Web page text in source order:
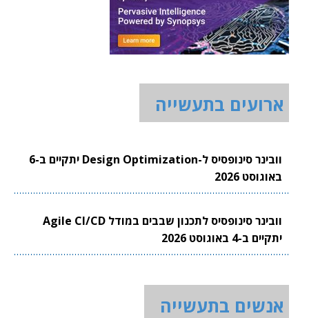
ארועים בתעשייה
וובינר סינופסיס ל-Design Optimization יתקיים ב-6
באוגוסט 2026
וובינר סינופסיס לתכנון שבבים במודל Agile CI/CD
יתקיים ב-4 באוגוסט 2026
אנשים בתעשייה